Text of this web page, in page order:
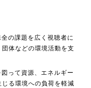
の課題を広く視聴者に
体などの環境活動を支
って資源、エネルギー
る環境への負荷を軽減